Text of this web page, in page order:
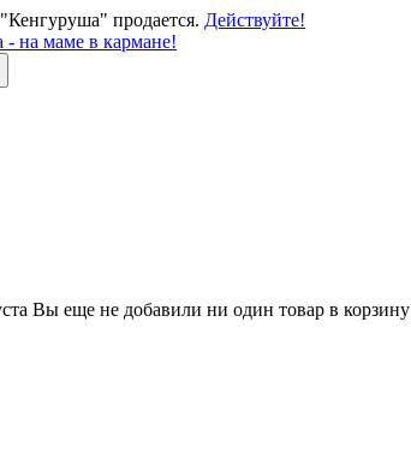
продается. Действуйте!
Вы еще не добавили ни один товар в корзину